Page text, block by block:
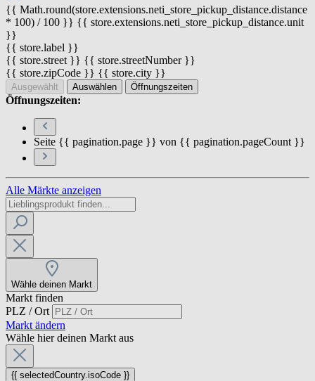
{{ Math.round(store.extensions.neti_store_pickup_distance.distance
* 100) / 100 }} {{ store.extensions.neti_store_pickup_distance.unit
}}
{{ store.label }}
{{ store.street }} {{ store.streetNumber }}
{{ store.zipCode }} {{ store.city }}
Ausgewählt Auswählen Öffnungszeiten
Öffnungszeiten:
Seite {{ pagination.page }} von {{ pagination.pageCount }}
Alle Märkte anzeigen
Wähle deinen Markt
Markt finden
PLZ / Ort
Markt ändern
Wähle hier deinen Markt aus
{{ selectedCountry.isoCode }}